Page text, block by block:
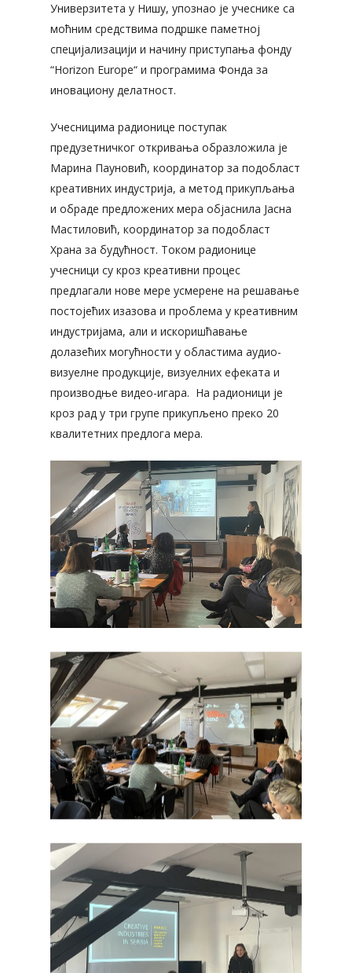
Универзитета у Нишу, упознао је учеснике са
моћним средствима подршке паметној
специјализацији и начину приступања фонду
“Horizon Europe“ и програмима Фонда за
иновациону делатност.
Учесницима радионице поступак
предузетничког откривања образложила је
Марина Пауновић, координатор за подобласт
креативних индустрија, а метод прикупљања
и обраде предложених мера објаснила Јасна
Мастиловић, координатор за подобласт
Храна за будућност. Током радионице
учесници су кроз креативни процес
предлагали нове мере усмерене на решавање
постојећих изазова и проблема у креативним
индустријама, али и искоришћавање
долазећих могућности у областима аудио-
визуелне продукције, визуелних ефеката и
производње видео-игара. На радионици је
кроз рад у три групе прикупљено преко 20
квалитетних предлога мера.
Почетна
Стратегија